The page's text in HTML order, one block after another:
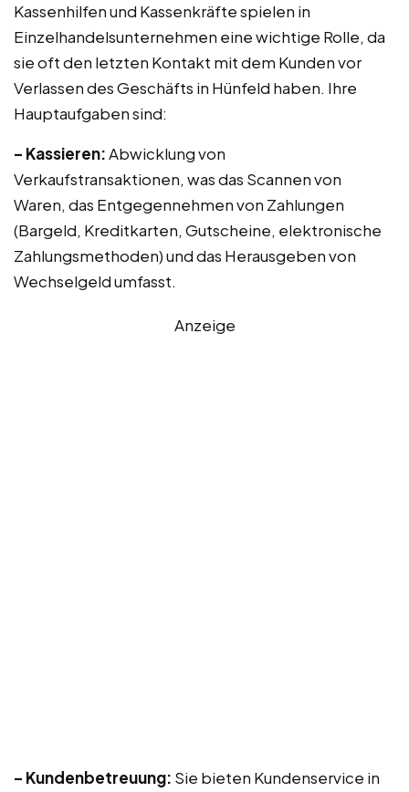
Kassenhilfen und Kassenkräfte spielen in
Einzelhandelsunternehmen eine wichtige Rolle, da
sie oft den letzten Kontakt mit dem Kunden vor
Verlassen des Geschäfts in Hünfeld haben. Ihre
Hauptaufgaben sind:
– Kassieren:Abwicklung von
Verkaufstransaktionen, was das Scannen von
Waren, das Entgegennehmen von Zahlungen
(Bargeld, Kreditkarten, Gutscheine, elektronische
Zahlungsmethoden) und das Herausgeben von
Wechselgeld umfasst.
Anzeige
– Kundenbetreuung: Sie bieten Kundenservice in